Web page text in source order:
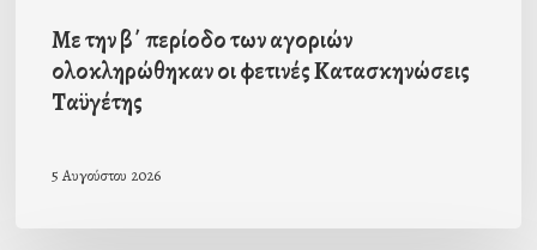
Με την β΄ περίοδο των αγοριών
ολοκληρώθηκαν οι φετινές Κατασκηνώσεις
Ταϋγέτης
5 Αυγούστου 2026